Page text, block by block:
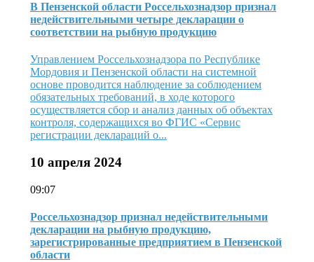
В Пензенской области Россельхознадзор признал
недействительными четыре декларации о
соответствии на рыбную продукцию
Управлением Россельхознадзора по Республике
Мордовия и Пензенской области на системной
основе проводится наблюдение за соблюдением
обязательных требований, в ходе которого
осуществляется сбор и анализ данных об объектах
контроля, содержащихся во ФГИС «Сервис
регистрации деклараций о...
10 апреля 2024
09:07
Россельхознадзор признал недействительными
декларации на рыбную продукцию,
зарегистрированные предприятием в Пензенской
области